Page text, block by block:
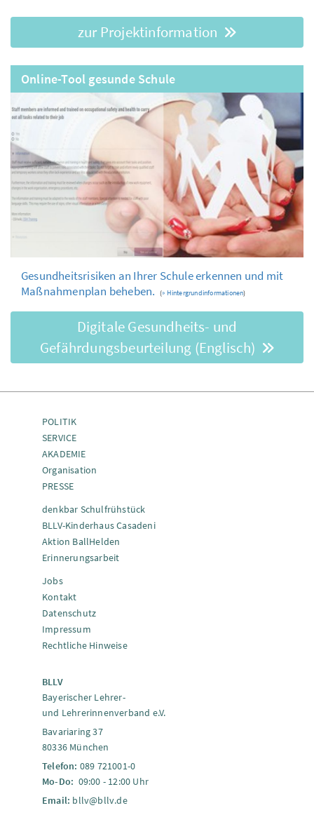
zur Projektinformation
Online-Tool gesunde Schule
Gesundheitsrisiken an Ihrer Schule erkennen und mit
Maßnahmenplan beheben.
(» Hintergrundinformationen)
Digitale Gesundheits- und
Gefährdungsbeurteilung (Englisch)
POLITIK
SERVICE
AKADEMIE
Organisation
PRESSE
denkbar Schulfrühstück
BLLV-Kinderhaus Casadeni
Aktion BallHelden
Erinnerungsarbeit
Jobs
Kontakt
Datenschutz
Impressum
Rechtliche Hinweise
BLLV
Bayerischer Lehrer-
und Lehrerinnenverband e.V.
Bavariaring 37
80336 München
Telefon: 089 721001-0
Mo-Do: 09:00 - 12:00 Uhr
Email: bllv@bllv.de